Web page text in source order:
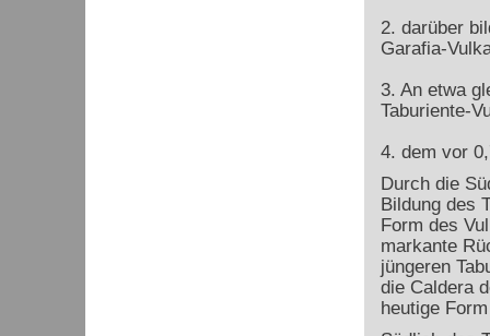
2. darüber
Garafia-
3. An etwa
Taburiente-
4. dem vor
Durch die
Bildung des
Form des
markante
jüngeren
die Caldera
heutige